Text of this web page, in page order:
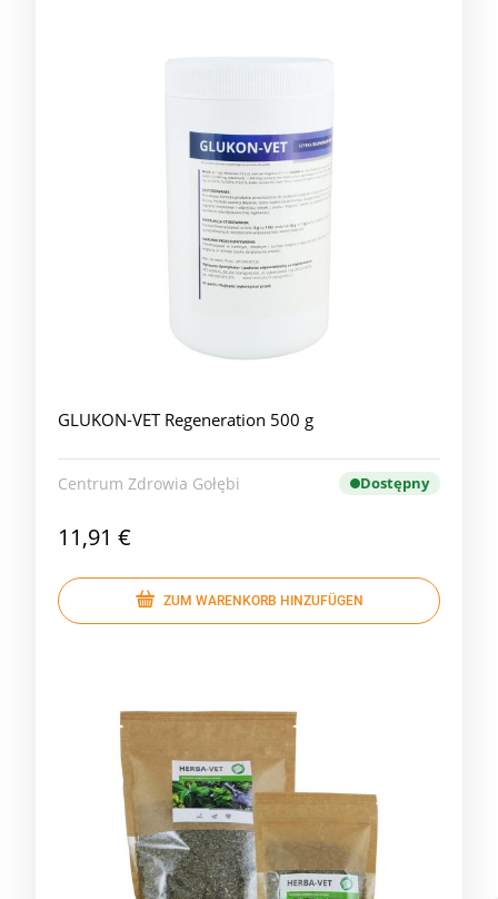
GLUKON-VET Regeneration 500 g
Centrum Zdrowia Gołębi Dostępny
11,91 €
ZUM WARENKORB HINZUFÜGEN